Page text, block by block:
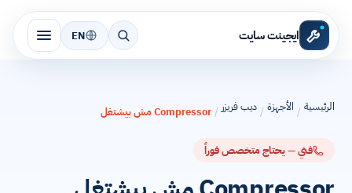
ايجينت سايت EN
الرئيسية / الأجهزة / ديب فريزر / Compressor مش بيشتغل
فني — يحتاج متخصص فوراً